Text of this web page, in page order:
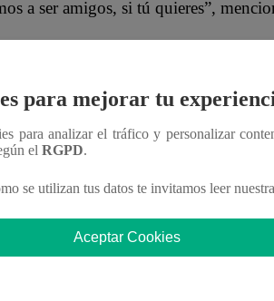
a ser amigos, si tú quieres”,
disculpas aceptadas”, respondió.
etapa”, sugirió el hombre.
para mejorar tu
para analizar el tráfico y personalizar
el RGPD.
se utilizan tus datos te invitamos leer
Aceptar Cookies